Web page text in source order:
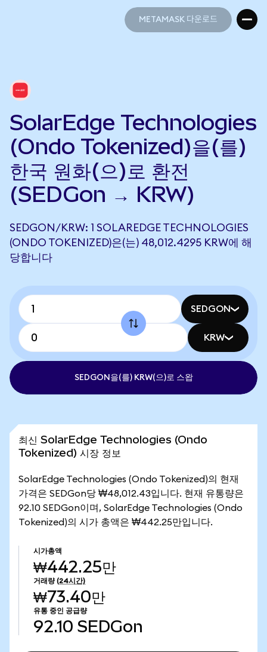
METAMASK 다운로드
SolarEdge Technologies
(Ondo Tokenized)을(를)
한국 원화(으)로 환전
(SEDGon → KRW)
SEDGON/KRW: 1 SOLAREDGE TECHNOLOGIES
(ONDO TOKENIZED)은(는) 48,012.4295 KRW에 해
당합니다
SEDGON
KRW
SEDGON을(를) KRW(으)로 스왑
최신 SolarEdge Technologies (Ondo
Tokenized) 시장 정보
SolarEdge Technologies (Ondo Tokenized)의 현재
가격은 SEDGon당 ₩48,012.43입니다. 현재 유통량은
92.10 SEDGon이며, SolarEdge Technologies (Ondo
Tokenized)의 시가 총액은 ₩442.25만입니다.
시가총액
₩442.25만
거래량 (24시간)
₩73.40만
유통 중인 공급량
92.10 SEDGon